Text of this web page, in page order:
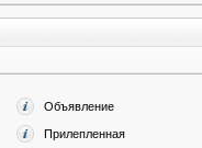
Объявление
Прилепленная